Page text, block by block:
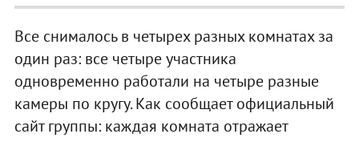
Все снималось в четырех разных комнатах за
один раз: все четыре участника
одновременно работали на четыре разные
камеры по кругу. Как сообщает официальный
сайт группы: каждая комната отражает